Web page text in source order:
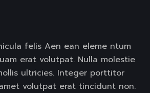
felis Aen ean eleme ntum
erat volutpat. Nulla molestie
ultricies. Integer porttitor
volutpat erat tincidunt non.